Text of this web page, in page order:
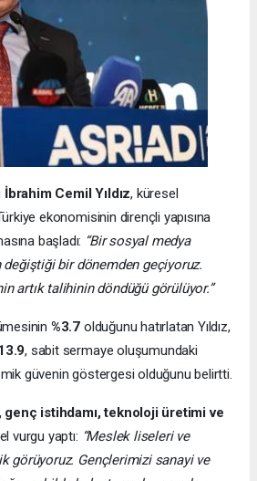
İbrahim Cemil Yıldız, küresel
ekonomisinin dirençli yapısına
başladı: “Bir sosyal medya
değiştiği bir dönemden geçiyoruz.
artık talihinin döndüğü görülüyor.”
%3.7 olduğunu hatırlatan Yıldız,
, sabit sermaye oluşumundaki
güvenin göstergesi olduğunu belirtti.
istihdamı, teknoloji üretimi ve
vurgu yaptı: “Meslek liseleri ve
görüyoruz. Gençlerimizi sanayi ve